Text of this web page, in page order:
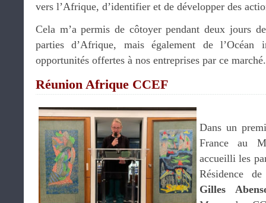
vers l’Afrique, d’identifier et de développer des
Cela m’a permis de côtoyer pendant deux jours
parties d’Afrique, mais également de l’Océan
opportunités offertes à nos entreprises par ce marché.
Réunion Afrique CCEF
Dans un
France au
accueilli les
Résidence
Gilles